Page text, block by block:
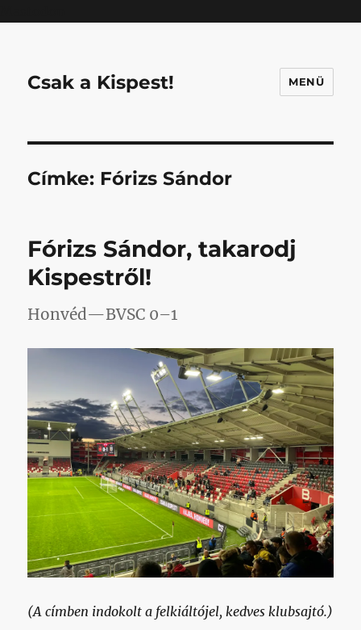
Csak a Kispest! MENÜ
Címke: Fórizs Sándor
Fórizs Sándor, takarodj
Kispestről!
Honvéd—BVSC 0–1
(A címben indokolt a felkiáltójel, kedves klubsajtó.)